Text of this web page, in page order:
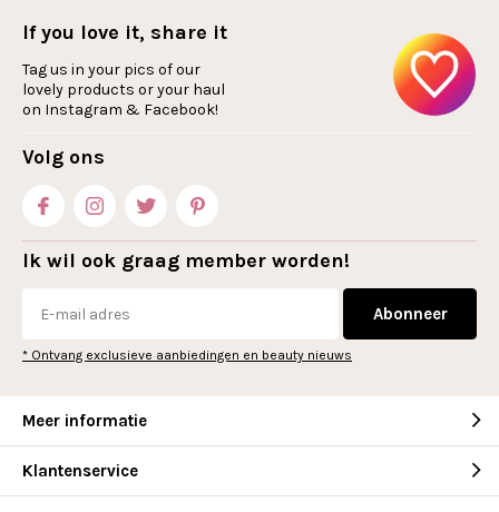
If you love it, share it
Tag us in your pics of our
lovely products or your haul
on Instagram & Facebook!
Volg ons
Ik wil ook graag member worden!
Abonneer
* Ontvang exclusieve aanbiedingen en beauty nieuws
Meer informatie
Klantenservice